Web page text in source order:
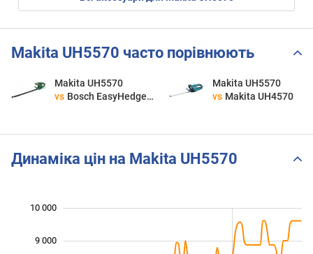
Makita UH5570 часто порівнюють
Makita UH5570
vs Bosch EasyHedgeCut 55 0600847C02
Makita UH5570
vs Makita UH4570
Динаміка цін на Makita UH5570
9 000
10 000